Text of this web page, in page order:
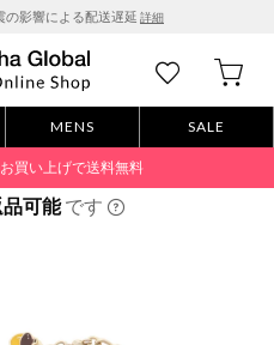
の影響による配送遅延 詳細
MENS SALE
買い上げで送料無料
品可能です